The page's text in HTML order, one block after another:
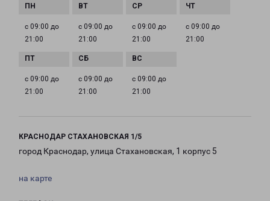
с 09:00 до
21:00
с 09:00 до
21:00
с 09:00 до
21:00
с 09:00 до
21:00
с 09:00 до
21:00
с 09:00 до
21:00
с 09:00 до
21:00
КРАСНОДАР СТАХАНОВСКАЯ 1/5
город Краснодар, улица Стахановская, 1 корпус 5
на карте